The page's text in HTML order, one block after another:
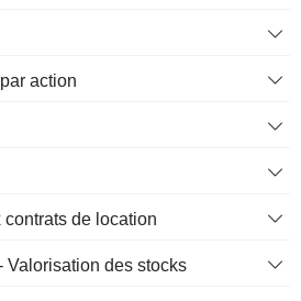
action
contrats de location
Valorisation des stocks